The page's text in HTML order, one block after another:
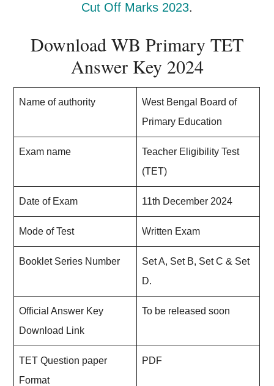
Cut Off Marks 2023.
Download WB Primary TET
Answer Key 2024
Name of authority
West Bengal Board of
Primary Education
Exam name
Teacher Eligibility Test
(TET)
Date of Exam 11th December 2024
Mode of Test Written Exam
Booklet Series Number
Set A, Set B, Set C & Set
D.
Official Answer Key
Download Link
To be released soon
TET Question paper
Format
PDF